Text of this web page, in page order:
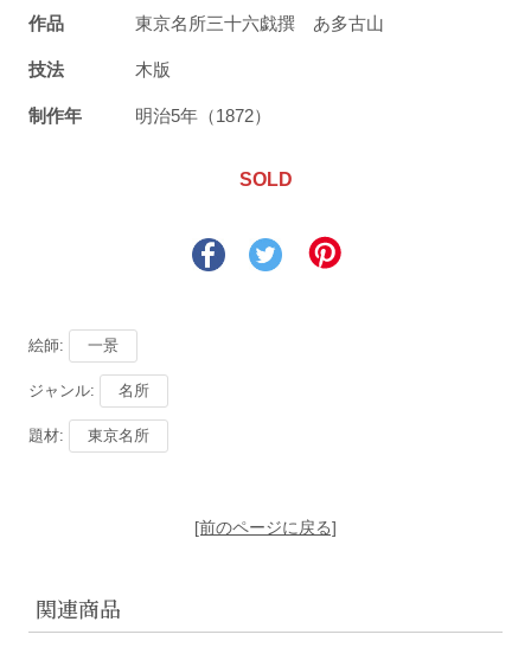
作品 東京名所三十六戯撰 あ多古山
技法 木版
制作年 明治5年（1872）
SOLD
絵師: 一景
ジャンル: 名所
題材: 東京名所
[前のページに戻る]
関連商品